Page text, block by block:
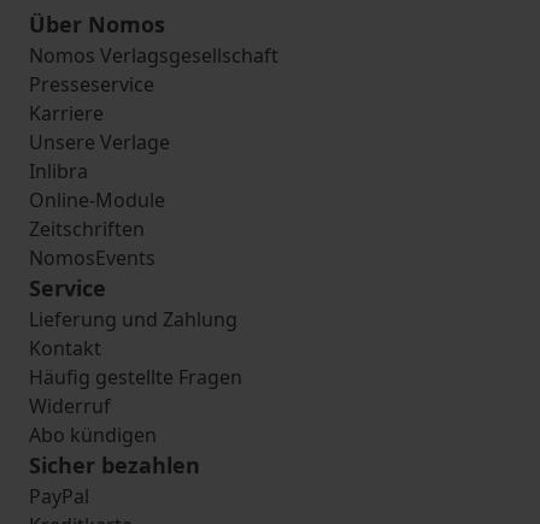
Über Nomos
Nomos Verlagsgesellschaft
Presseservice
Karriere
Unsere Verlage
Inlibra
Online-Module
Zeitschriften
NomosEvents
Service
Lieferung und Zahlung
Kontakt
Häufig gestellte Fragen
Widerruf
Abo kündigen
Sicher bezahlen
PayPal